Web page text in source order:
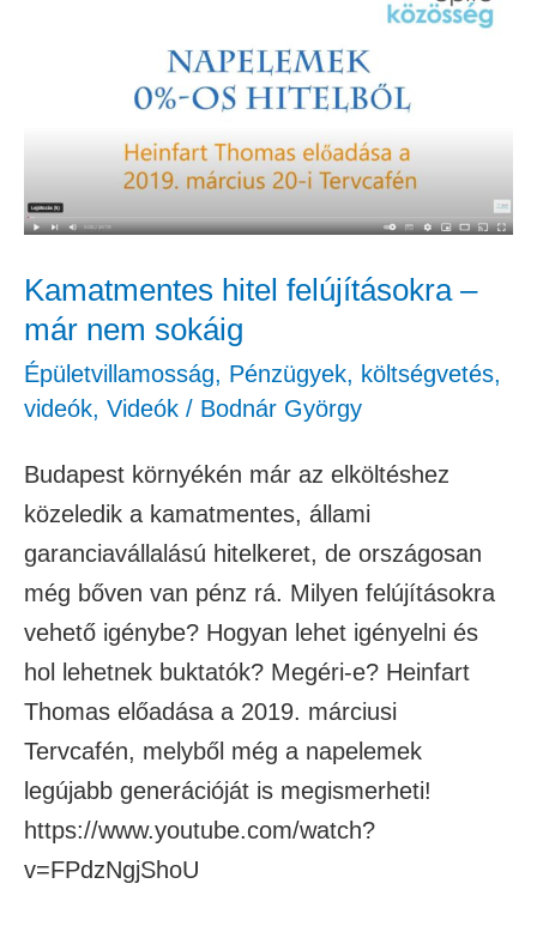
Kamatmentes hitel felújításokra –
már nem sokáig
Épületvillamosság, Pénzügyek, költségvetés,
videók, Videók / Bodnár György
Budapest környékén már az elköltéshez
közeledik a kamatmentes, állami
garanciavállalású hitelkeret, de országosan
még bőven van pénz rá. Milyen felújításokra
vehető igénybe? Hogyan lehet igényelni és
hol lehetnek buktatók? Megéri-e? Heinfart
Thomas előadása a 2019. márciusi
Tervcafén, melyből még a napelemek
legújabb generációját is megismerheti!
https://www.youtube.com/watch?
v=FPdzNgjShoU
sokáig